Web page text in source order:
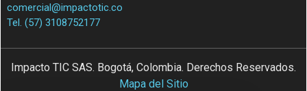
comercial@impactotic.co
Tel. (57) 3108752177
Impacto TIC SAS. Bogotá, Colombia. Derechos Reservados.
Mapa del Sitio